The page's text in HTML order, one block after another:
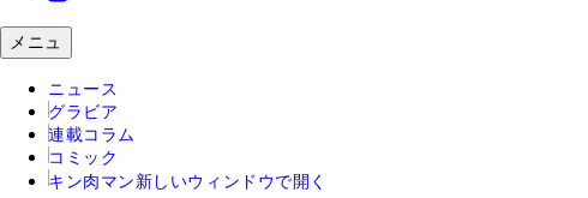
メニュ
ニュース
グラビア
連載コラム
コミック
キン肉マン 新しいウィンドウで開く